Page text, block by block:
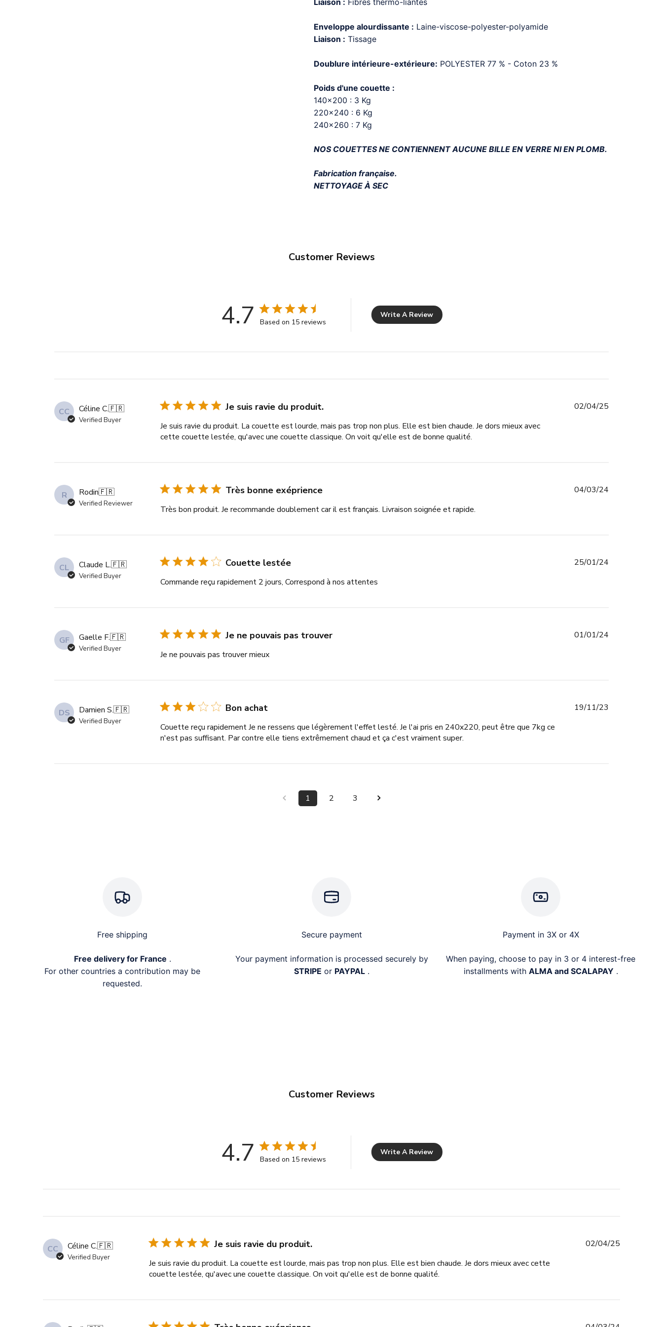
Enveloppe alourdissante : Laine-viscose-polyester-polyamide
Liaison : Tissage
Doublure intérieure-extérieure: POLYESTER 77 % - Coton 23 %
Poids d'une couette :
140x200 : 3 Kg
220x240 : 6 Kg
240x260 : 7 Kg
NOS COUETTES NE CONTIENNENT AUCUNE BILLE EN VERRE NI EN PLOMB.
Fabrication française.
NETTOYAGE À SEC
Customer Reviews
4.7 Based on 15 reviews
Write A Review
CC Céline C.🇫🇷
Verified Buyer
Je suis ravie du produit.
Je suis ravie du produit. La couette est lourde, mais pas trop non plus. Elle est bien chaude. Je dors mieux avec
cette couette lestée, qu'avec une couette classique. On voit qu'elle est de bonne qualité.
Published
02/04/25
R Rodin🇫🇷
Verified Reviewer
Très bonne exéprience
Très bon produit. Je recommande doublement car il est français. Livraison soignée et rapide.
Published
04/03/24
CL Claude L.🇫🇷
Verified Buyer
Couette lestée
Commande reçu rapidement 2 jours, Correspond à nos attentes
Published
25/01/24
GF Gaelle F.🇫🇷
Verified Buyer
Je ne pouvais pas trouver
Je ne pouvais pas trouver mieux
Published
01/01/24
DS Damien S.🇫🇷
Verified Buyer
Bon achat
Couette reçu rapidement Je ne ressens que légèrement l'effet lesté. Je l'ai pris en 240x220, peut être que 7kg ce
n'est pas suffisant. Par contre elle tiens extrêmement chaud et ça c'est vraiment super.
19/11/23
1 2 3
Free shipping
Free delivery for France .
For other countries a contribution may be
requested.
Secure payment
Your payment information is processed securely by
STRIPE or PAYPAL.
Payment in 3X or 4X
When paying, choose to pay in 3 or 4 interest-free
installments with ALMA and SCALAPAY .
Customer Reviews
4.7 Based on 15 reviews
Write A Review
CC Céline C.🇫🇷
Verified Buyer
Je suis ravie du produit.
Je suis ravie du produit. La couette est lourde, mais pas trop non plus. Elle est bien chaude. Je dors mieux avec cette
couette lestée, qu'avec une couette classique. On voit qu'elle est de bonne qualité.
02/04/25